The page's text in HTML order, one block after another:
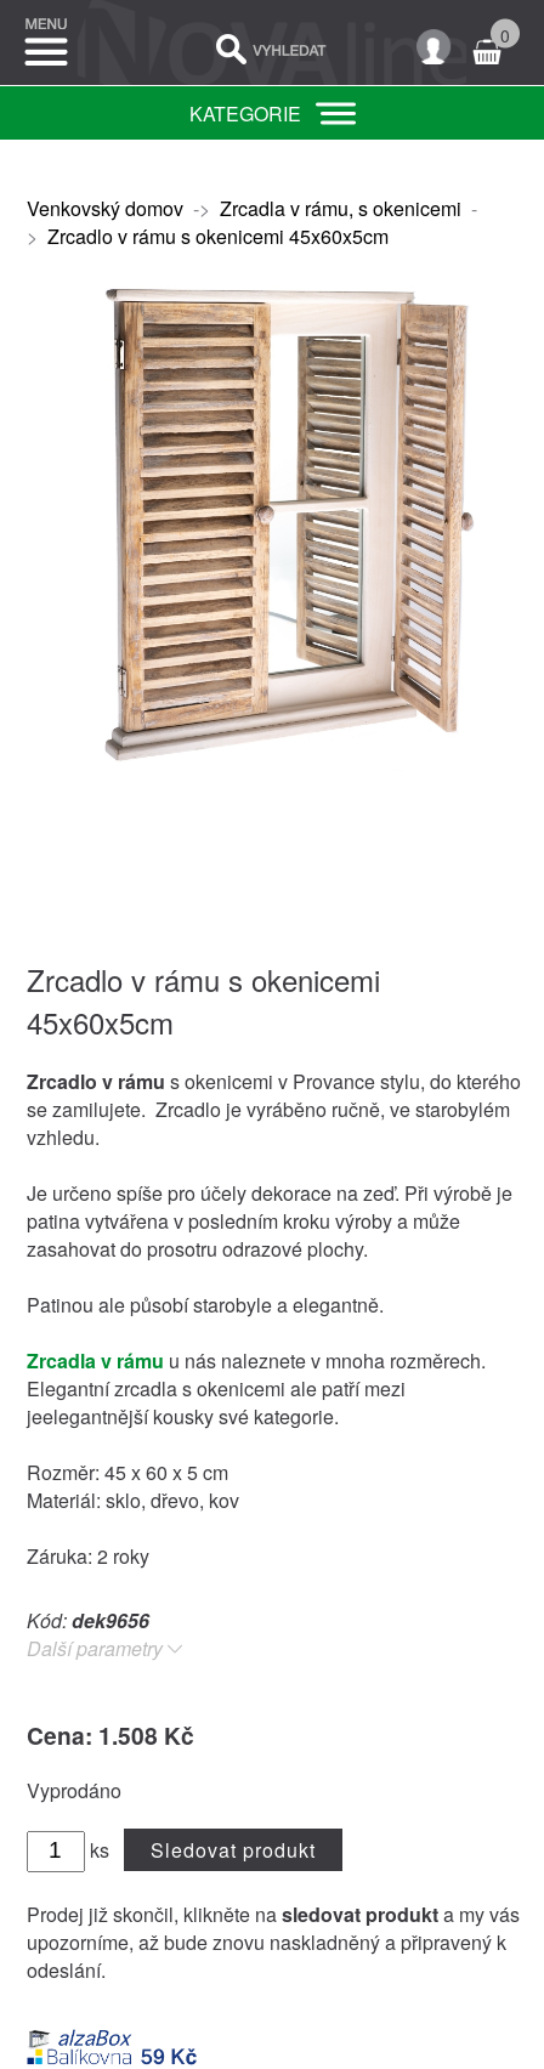
0
KATEGORIE
Venkovský domov-> Zrcadla v rámu, s okenicemi -
> Zrcadlo v rámu s okenicemi 45x60x5cm
Zrcadlo v rámu s okenicemi
45x60x5cm
Zrcadlo v rámu s okenicemi v Provance stylu, do kterého
se zamilujete. Zrcadlo je vyráběno ručně, ve starobylém
vzhledu.
Je určeno spíše pro účely dekorace na zeď. Při výrobě je
patina vytvářena v posledním kroku výroby a může
zasahovat do prosotru odrazové plochy.
Patinou ale působí starobyle a elegantně.
Zrcadla v rámu u nás naleznete v mnoha rozměrech.
Elegantní zrcadla s okenicemi ale patří mezi
jeelegantnější kousky své kategorie.
Rozměr: 45 x 60 x 5 cm
Materiál: sklo, dřevo, kov
Záruka: 2 roky
Kód:dek9656
Další parametry
Cena: 1.508 Kč
Vyprodáno
ks Sledovat produkt
Prodej již skončil, klikněte nasledovat produkta my vás
upozorníme, až bude znovu naskladněný a připravený k
odeslání.